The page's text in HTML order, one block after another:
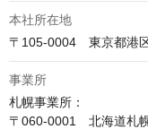
本社所在地
〒105-0004　東京都港
事業所
札幌事業所：
〒060-0001　北海道札